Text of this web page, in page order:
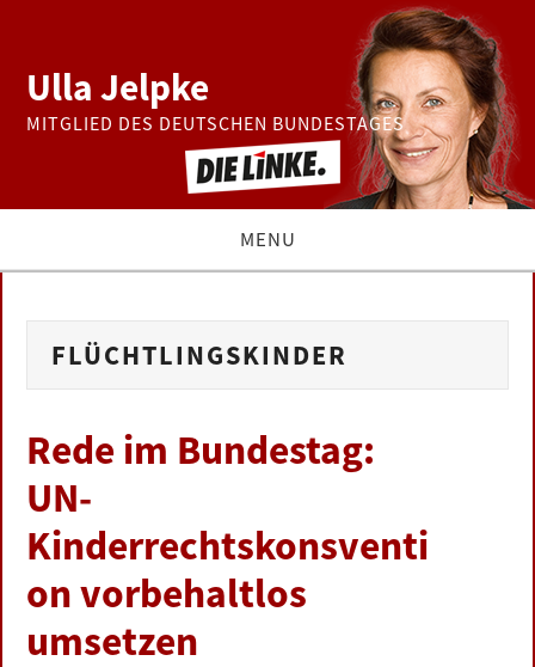
Ulla Jelpke
MITGLIED DES DEUTSCHEN BUNDESTAGES
MENU
BUNDESTAG
ZUR PERSON
LINKS
FLÜCHTLINGSKINDER
Rede im Bundestag:
UN-
Kinderrechtskonsventi
on vorbehaltlos
umsetzen